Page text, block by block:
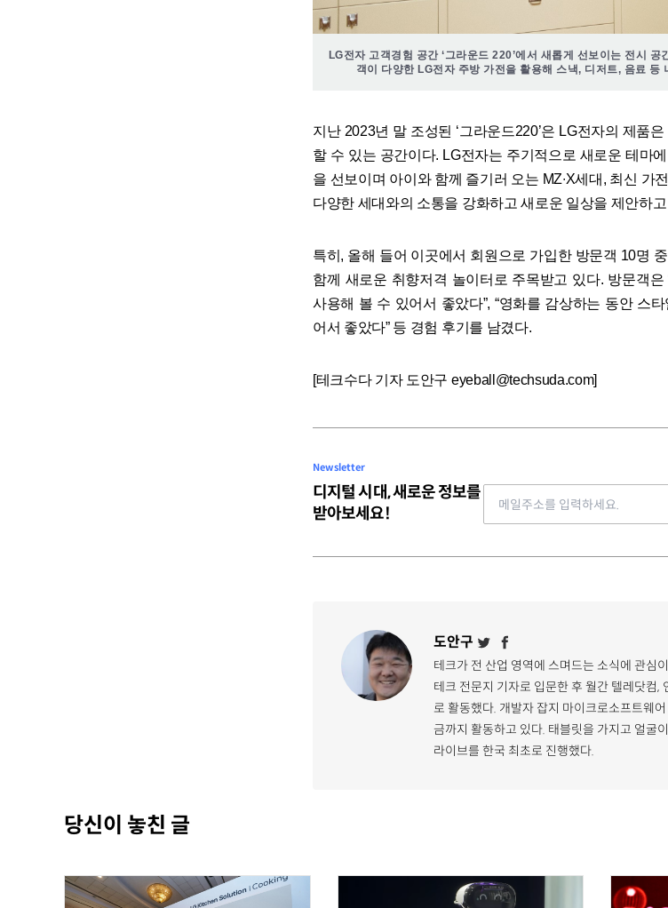
LG전자 고객경험 공간 ‘그라운드 220’에서 새롭게 선보이는 전시
객이 다양한 LG전자 주방 가전을 활용해 스낵, 디저트, 음료 등
지난 2023년 말 조성된 ‘그라운드220’은 LG전자의 제품
할 수 있는 공간이다. LG전자는 주기적으로 새로운 테마
을 선보이며 아이와 함께 즐기러 오는 MZ∙X세대, 최신 가
다양한 세대와의 소통을 강화하고 새로운 일상을 제안하고
특히, 올해 들어 이곳에서 회원으로 가입한 방문객 10명
함께 새로운 취향저격 놀이터로 주목받고 있다. 방문객은
사용해 볼 수 있어서 좋았다”, “영화를 감상하는 동안 스
어서 좋았다” 등 경험 후기를 남겼다.
[테크수다 기자 도안구 eyeball@techsuda.com]
Newsletter
디지털 시대, 새로운 정보를
받아보세요!
Email address
도안구
테크가 전 산업 영역에 스며드는 소식에 관심
테크 전문지 기자로 입문한 후 월간 텔레닷컴,
로 활동했다. 개발자 잡지 마이크로소프트웨
금까지 활동하고 있다. 태블릿을 가지고 얼굴
라이브를 한국 최초로 진행했다.
당신이 놓친 글